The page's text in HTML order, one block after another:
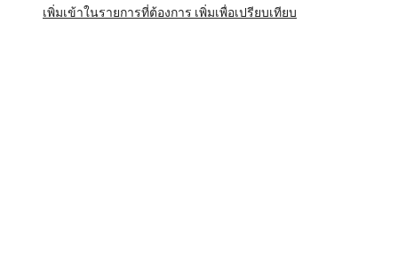
เพิ่มเข้าในรายการที่ต้องการ เพิ่มเพื่อเปรียบเทียบ